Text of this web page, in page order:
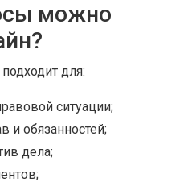
можно
для:
ситуации;
и обязанностей;
дела;